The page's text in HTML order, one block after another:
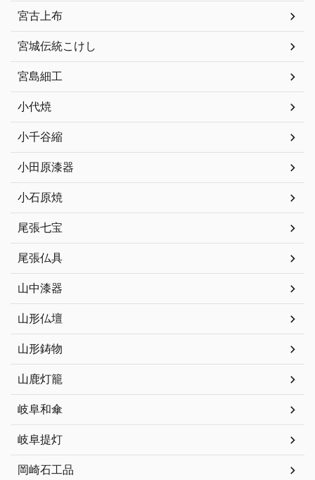
宮古上布
宮城伝統こけし
宮島細工
小代焼
小千谷縮
小田原漆器
小石原焼
尾張七宝
尾張仏具
山中漆器
山形仏壇
山形鋳物
山鹿灯籠
岐阜和傘
岐阜提灯
岡崎石工品